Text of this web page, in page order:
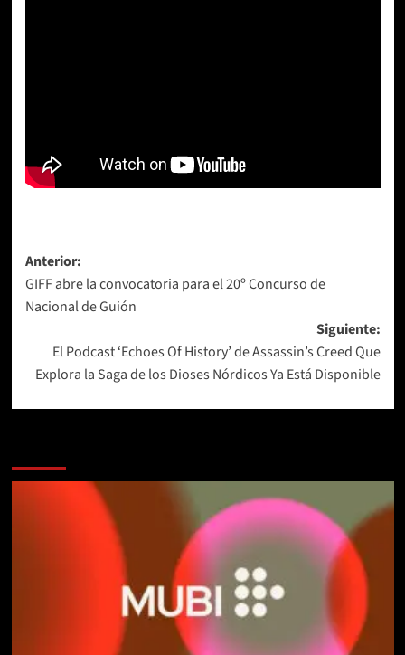
Navegación
de
entradas
Anterior:
GIFF abre la convocatoria para el 20º Concurso de
Nacional de Guión
Siguiente:
El Podcast ‘Echoes Of History’ de Assassin’s Creed Que
Explora la Saga de los Dioses Nórdicos Ya Está Disponible